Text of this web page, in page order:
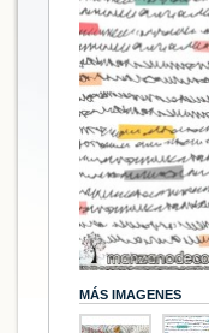
MÁS IMAGENES